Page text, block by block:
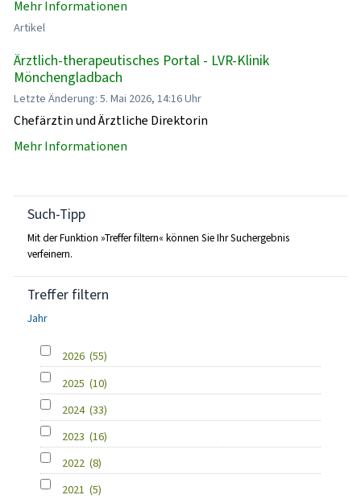
Mehr Informationen
Artikel
Ärztlich-therapeutisches Portal - LVR-Klinik
Mönchengladbach
Letzte Änderung: 5. Mai 2026, 14:16 Uhr
Chefärztin und Ärztliche Direktorin
Mehr Informationen
Such-Tipp
Mit der Funktion »Treffer filtern« können Sie Ihr Suchergebnis
verfeinern.
Treffer filtern
Jahr
2026 (55)
2025 (10)
2024 (33)
2023 (16)
2022 (8)
2021 (5)